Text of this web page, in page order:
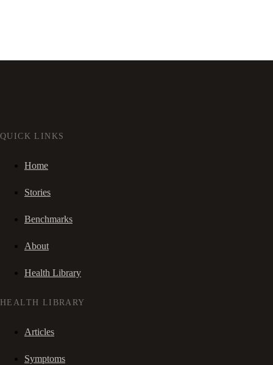
QUICK LINKS
Home
Stories
Benchmarks
About
Health Library
HEALTH LIBRARY
Articles
Symptoms